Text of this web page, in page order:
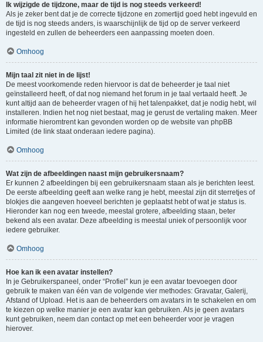
Ik wijzigde de tijdzone, maar de tijd is nog steeds verkeerd!
Als je zeker bent dat je de correcte tijdzone en zomertijd goed hebt ingevuld en
de tijd is nog steeds anders, is waarschijnlijk de tijd op de server verkeerd
ingesteld en zullen de beheerders een aanpassing moeten doen.
Omhoog
Mijn taal zit niet in de lijst!
De meest voorkomende reden hiervoor is dat de beheerder je taal niet
geïnstalleerd heeft, of dat nog niemand het forum in je taal vertaald heeft. Je
kunt altijd aan de beheerder vragen of hij het talenpakket, dat je nodig hebt, wil
installeren. Indien het nog niet bestaat, mag je gerust de vertaling maken. Meer
informatie hieromtrent kan gevonden worden op de website van phpBB
Limited (de link staat onderaan iedere pagina).
Omhoog
Wat zijn de afbeeldingen naast mijn gebruikersnaam?
Er kunnen 2 afbeeldingen bij een gebruikersnaam staan als je berichten leest.
De eerste afbeelding geeft aan welke rang je hebt, meestal zijn dit sterretjes of
blokjes die aangeven hoeveel berichten je geplaatst hebt of wat je status is.
Hieronder kan nog een tweede, meestal grotere, afbeelding staan, beter
bekend als een avatar. Deze afbeelding is meestal uniek of persoonlijk voor
iedere gebruiker.
Omhoog
Hoe kan ik een avatar instellen?
In je Gebruikerspaneel, onder “Profiel” kun je een avatar toevoegen door
gebruik te maken van één van de volgende vier methodes: Gravatar, Galerij,
Afstand of Upload. Het is aan de beheerders om avatars in te schakelen en om
te kiezen op welke manier je een avatar kan gebruiken. Als je geen avatars
kunt gebruiken, neem dan contact op met een beheerder voor je vragen
hierover.